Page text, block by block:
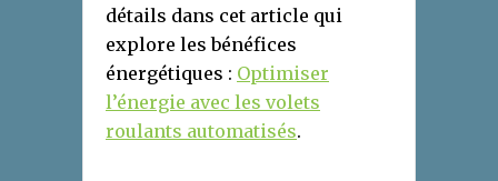
détails dans cet article qui
explore les bénéfices
énergétiques : Optimiser
l’énergie avec les volets
roulants automatisés.